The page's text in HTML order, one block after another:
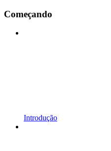
Começando
Introdução